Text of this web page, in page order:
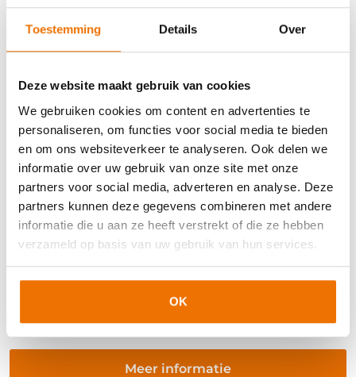
Toestemming Details Over
Deze website maakt gebruik van cookies
We gebruiken cookies om content en advertenties te
personaliseren, om functies voor social media te bieden
en om ons websiteverkeer te analyseren. Ook delen we
informatie over uw gebruik van onze site met onze
partners voor social media, adverteren en analyse. Deze
partners kunnen deze gegevens combineren met andere
informatie die u aan ze heeft verstrekt of die ze hebben
verzameld op basis van uw gebruik van hun services.
OK
E-learning: Preventie en omgaan met
verzuim
(regulier)
In deze e-learning maak je kennis met alle relevante
wet- en regelgeving rondom ziekteverzuim.
Meer informatie